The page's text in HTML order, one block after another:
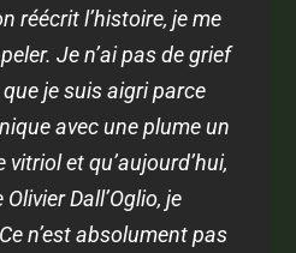
réécrit l’histoire, je me
Je n’ai pas de grief
je suis aigri parce
avec une plume un
et qu’aujourd’hui,
Dall’Oglio, je
n’est absolument pas